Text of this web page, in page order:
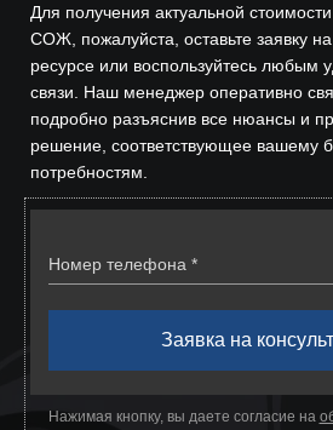
Для получения актуальной
СОЖ, пожалуйста, оставьте заявку
ресурсе или воспользуйтесь любым
связи. Наш менеджер оперативно
подробно разъяснив все нюансы и
решение, соответствующее вашему
потребностям.
Номер телефона *
Заявка на
Нажимая кнопку, вы даете согласие на